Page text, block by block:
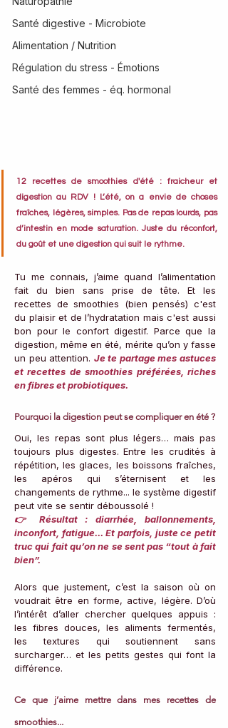
Santé digestive - Microbiote
Alimentation / Nutrition
Régulation du stress - Émotions
Santé des femmes - éq. hormonal
12 recettes de smoothies d'été : fraicheur et
digestion au RDV ! L’été, on a envie de choses
fraîches, légères, simples. Pas de repas lourds, pas
d’intestin en mode saturation. Juste du réconfort,
du goût et une digestion qui suit le rythme.
Tu me connais, j’aime quand l’alimentation
fait du bien sans prise de tête. Et les
recettes de smoothies (bien pensés) c'est
du plaisir et de l’hydratation mais c'est aussi
bon pour le confort digestif. Parce que la
digestion, même en été, mérite qu’on y fasse
un peu attention. Je te partage mes astuces
et recettes de smoothies préférées, riches
en fibres et probiotiques.
Pourquoi la digestion peut se compliquer en été ?
Oui, les repas sont plus légers… mais pas
toujours plus digestes. Entre les crudités à
répétition, les glaces, les boissons fraîches,
les apéros qui s’éternisent et les
changements de rythme... le système digestif
peut vite se sentir déboussolé !
👉 Résultat : diarrhée, ballonnements,
inconfort, fatigue... Et parfois, juste ce petit
truc qui fait qu’on ne se sent pas “tout à fait
bien”.
Alors que justement, c’est la saison où on
voudrait être en forme, active, légère. D’où
l’intérêt d’aller chercher quelques appuis :
les fibres douces, les aliments fermentés,
les textures qui soutiennent sans
surcharger… et les petits gestes qui font la
différence.
Ce que j’aime mettre dans mes recettes de
smoothies...